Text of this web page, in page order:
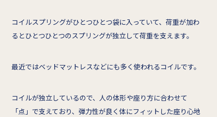
コイルスプリングがひとつひとつ袋に入っていて、荷重が加わ
るとひとつひとつのスプリングが独立して荷重を支えます。
最近ではベッドマットレスなどにも多く使われるコイルです。
コイルが独立しているので、人の体形や座り方に合わせて
「点」で支えており、弾力性が良く体にフィットした座り心地